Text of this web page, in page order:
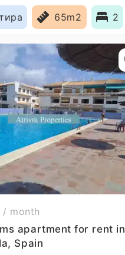
65m2 2
/ month
apartment for rent in
Spain